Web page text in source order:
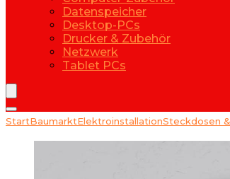
Datenspeicher
Desktop-PCs
Drucker & Zubehör
Netzwerk
Tablet PCs
StartBaumarktElektroinstallationSteckdosen